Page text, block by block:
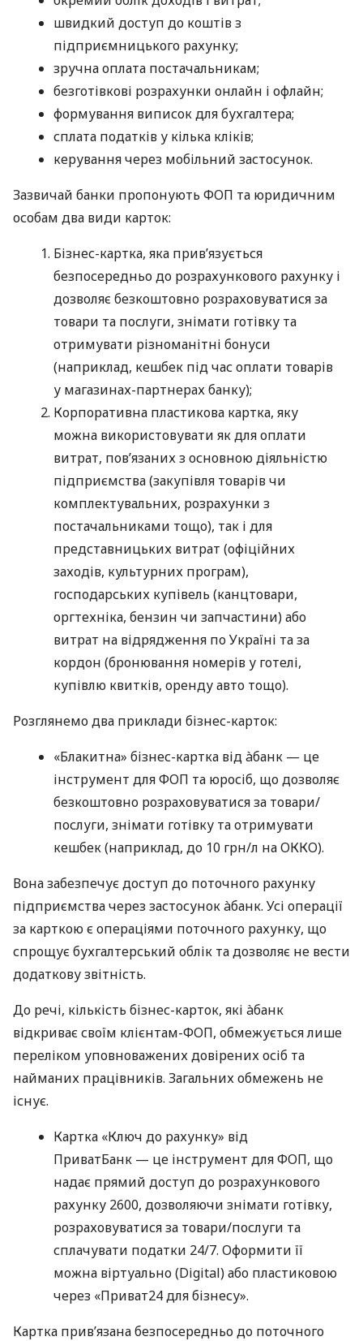
швидкий доступ до коштів з
підприємницького рахунку;
зручна оплата постачальникам;
безготівкові розрахунки онлайн і офлайн;
формування виписок для бухгалтера;
сплата податків у кілька кліків;
керування через мобільний застосунок.
Зазвичай банки пропонують ФОП та юридичним
особам два види карток:
Бізнес-картка, яка прив’язується
безпосередньо до розрахункового рахунку і
дозволяє безкоштовно розраховуватися за
товари та послуги, знімати готівку та
отримувати різноманітні бонуси
(наприклад, кешбек під час оплати товарів
у магазинах-партнерах банку);
Корпоративна пластикова картка, яку
можна використовувати як для оплати
витрат, пов’язаних з основною діяльністю
підприємства (закупівля товарів чи
комплектувальних, розрахунки з
постачальниками тощо), так і для
представницьких витрат (офіційних
заходів, культурних програм),
господарських купівель (канцтовари,
оргтехніка, бензин чи запчастини) або
витрат на відрядження по Україні та за
кордон (бронювання номерів у готелі,
купівлю квитків, оренду авто тощо).
Розглянемо два приклади бізнес-карток:
«Блакитна» бізнес-картка від àбанк — це
інструмент для ФОП та юросіб, що дозволяє
безкоштовно розраховуватися за товари/
послуги, знімати готівку та отримувати
кешбек (наприклад, до 10 грн/л на ОККО).
Вона забезпечує доступ до поточного рахунку
підприємства через застосунок àбанк. Усі операції
за карткою є операціями поточного рахунку, що
спрощує бухгалтерський облік та дозволяє не вести
додаткову звітність.
До речі, кількість бізнес-карток, які àбанк
відкриває своїм клієнтам-ФОП, обмежується лише
переліком уповноважених довірених осіб та
найманих працівників. Загальних обмежень не
існує.
Картка «Ключ до рахунку» від
ПриватБанк — це інструмент для ФОП, що
надає прямий доступ до розрахункового
рахунку 2600, дозволяючи знімати готівку,
розраховуватися за товари/послуги та
сплачувати податки 24/7. Оформити її
можна віртуально (Digital) або пластиковою
через «Приват24 для бізнесу».
Картка прив’язана безпосередньо до поточного